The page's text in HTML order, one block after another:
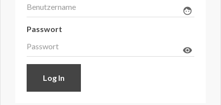
face
Passwort
visibility